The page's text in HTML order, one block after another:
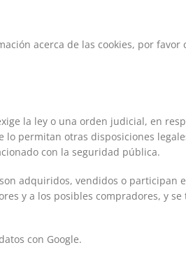
acerca de las cookies, por favor
la ley o una orden judicial, en
lo permitan otras disposiciones
con la seguridad pública.
adquiridos, vendidos o participan
y a los posibles compradores, y
con Google.